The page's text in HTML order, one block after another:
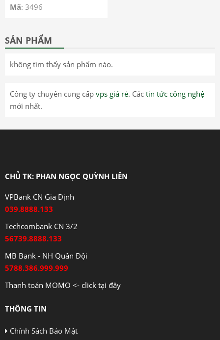
Mã: 3496
SẢN PHẨM
không tìm thấy sản phẩm nào.
Công ty chuyên cung cấp vps giá rẻ. Các tin tức công nghệ
mới nhất.
CHỦ TK: PHAN NGỌC QUỲNH LIÊN
VPBank CN Gia Định
039.8888.133
Techcombank CN 3/2
56739.8888.133
MB Bank - NH Quân Đội
5788.386.999.999
Thanh toán MOMO <- click tại đây
THÔNG TIN
Chính Sách Bảo Mật